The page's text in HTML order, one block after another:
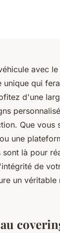
avec
qui
d'une
Que vous
une
là pour
de
un